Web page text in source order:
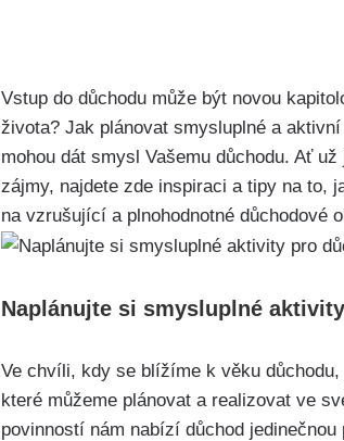
Vstup do důchodu může být novou
života? Jak plánovat smysluplné a
mohou dát smysl Vašemu důchodu. Ať
zájmy, najdete zde inspiraci a tipy na to,
na vzrušující a plnohodnotné důchodové
Naplánujte si smysluplné
Ve chvíli, kdy se blížíme k věku
které můžeme plánovat a realizovat ve
povinností nám nabízí důchod